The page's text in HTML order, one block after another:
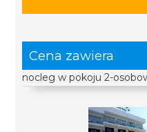
Cena zawiera
nocleg w pokoju 2-